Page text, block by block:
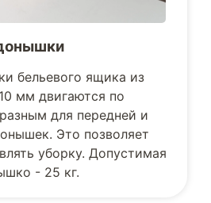
бельевого ящика из
мм двигаются по
для передней и
Это позволяет
уборку. Допустимая
- 25 кг.